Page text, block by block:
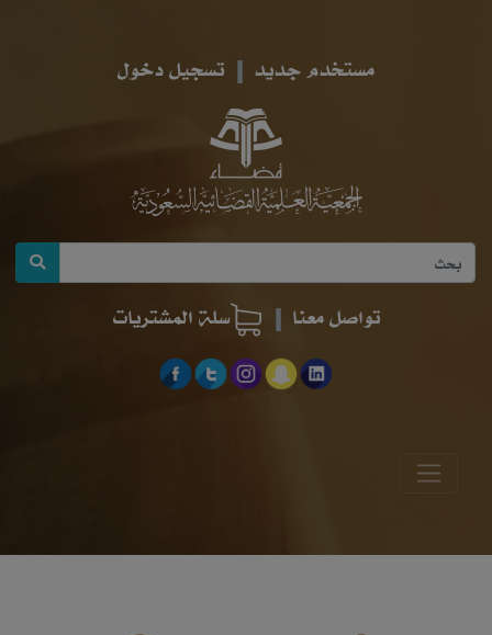
مستخدم جديد تسجيل دخول
تواصل معنا سلة المشتريات